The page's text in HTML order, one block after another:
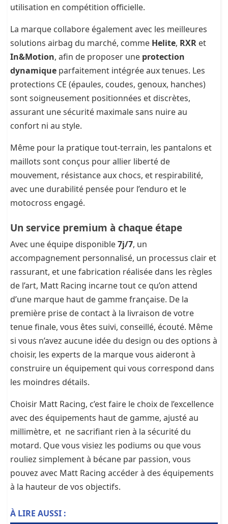
utilisation en compétition officielle.
La marque collabore également avec les meilleures
solutions airbag du marché, comme Helite, RXR et
In&Motion, afin de proposer une protection
dynamique parfaitement intégrée aux tenues. Les
protections CE (épaules, coudes, genoux, hanches)
sont soigneusement positionnées et discrètes,
assurant une sécurité maximale sans nuire au
confort ni au style.
Même pour la pratique tout-terrain, les pantalons et
maillots sont conçus pour allier liberté de
mouvement, résistance aux chocs, et respirabilité,
avec une durabilité pensée pour l’enduro et le
motocross engagé.
Un service premium à chaque étape
Avec une équipe disponible7j/7, un
accompagnement personnalisé, un processus clair et
rassurant, et une fabrication réalisée dans les règles
de l’art, Matt Racing incarne tout ce qu’on attend
d’une marque haut de gamme française. De la
première prise de contact à la livraison de votre
tenue finale, vous êtes suivi, conseillé, écouté. Même
si vous n’avez aucune idée du design ou des options à
choisir, les experts de la marque vous aideront à
construire un équipement qui vous correspond dans
les moindres détails.
Choisir Matt Racing, c’est faire le choix de l’excellence
avec des équipements haut de gamme, ajusté au
millimètre, et ne sacrifiant rien à la sécurité du
motard. Que vous visiez les podiums ou que vous
rouliez simplement à bécane par passion, vous
pouvez avec Matt Racing accéder à des équipements
à la hauteur de vos objectifs.
À LIRE AUSSI :